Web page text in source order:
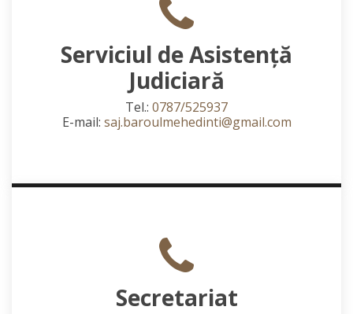
Serviciul de Asistență
Judiciară
Tel.: 0787/525937
E-mail: saj.baroulmehedinti@gmail.com
Secretariat